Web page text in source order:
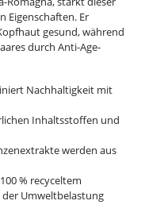
Eigenschaften. Er
gesund, während
durch Anti-Age-
Nachhaltigkeit mit
Inhaltsstoffen und
werden aus
% recyceltem
Umweltbelastung